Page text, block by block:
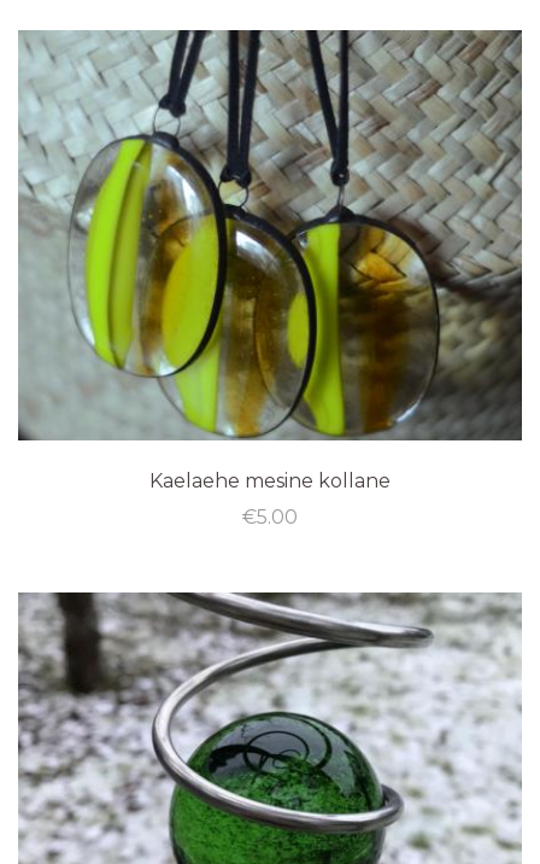
Kaelaehe mesine kollane
€5.00